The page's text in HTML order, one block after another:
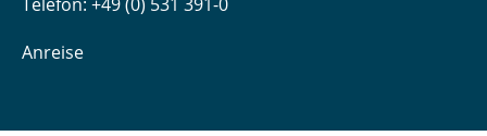
Anreise